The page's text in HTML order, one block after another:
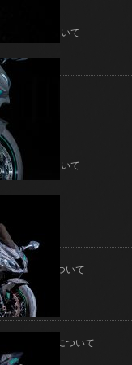
製法について
納期について
ご質問について
キャンセルについて